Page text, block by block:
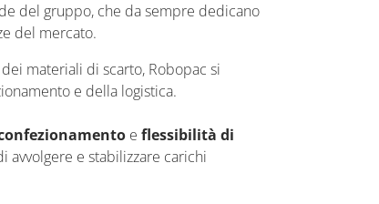
del gruppo, che da sempre dedicano
del mercato.
materiali di scarto, Robopac si
e della logistica.
e flessibilità di
avvolgere e stabilizzare carichi